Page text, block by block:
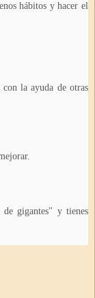
hábitos y hacer el
con la ayuda de otras
de gigantes" y tienes